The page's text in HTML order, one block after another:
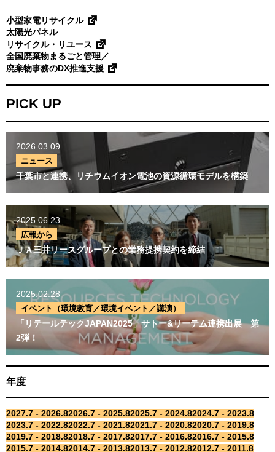
PICK UP
2026.03.09
ニュース
千葉市と連携、リチウムイ
を構築
2025.06.23
広報から
ＪＡ三井リースグループと
の業務提携契約を締結
2025.02.28
イベント（環境教育／環境
イベント／講演）
「リテールテック
JAPAN2025」サトー&リー
テム連携出展 第2弾！
年度
2027.7 - 2026.8
2025.7 - 2024.82024.7 - 2023.8
2023.7 - 2022.82022.7 - 2021.8
2021.7 - 2020.82020.7 - 2019.8
2019.7 - 2018.82018.7 - 2017.8
2017.7 - 2016.82016.7 - 2015.8
小型家電リサイクル
太陽光パネル
リサイクル・リユース
全国廃棄物まるごと管理／
廃棄物事務のDX推進支援
PICK UP
2026.03.09
ニュース
千葉市と連携、リチウムイオン電池の資源循環モデルを構築
2025.06.23
広報から
ＪＡ三井リースグループとの業務提携契約を締結
2025.02.28
イベント（環境教育／環境イベント／講演）
「リテールテックJAPAN2025」サトー&リーテム連携出展 第
2弾！
年度
2027.7 - 2026.82026.7 - 2025.82025.7 - 2024.82024.7 - 2023.8
2023.7 - 2022.82022.7 - 2021.82021.7 - 2020.82020.7 - 2019.8
2019.7 - 2018.82018.7 - 2017.82017.7 - 2016.82016.7 - 2015.8
2015.7 - 2014.82014.7 - 2013.82013.7 - 2012.82012.7 - 2011.8